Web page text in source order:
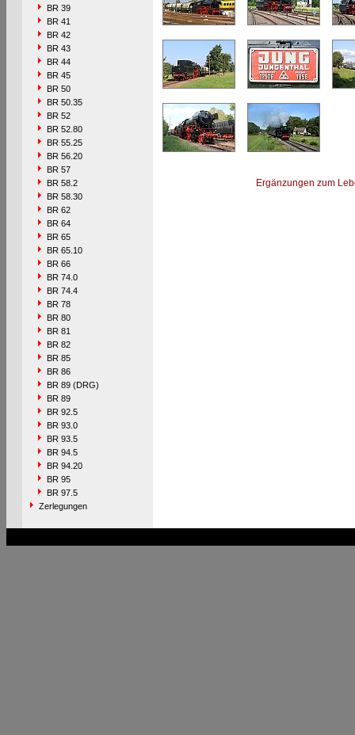
BR 39
BR 41
BR 42
BR 43
BR 44
BR 45
BR 50
BR 50.35
BR 52
BR 52.80
BR 55.25
BR 56.20
BR 57
BR 58.2
BR 58.30
BR 62
BR 64
BR 65
BR 65.10
BR 66
BR 74.0
BR 74.4
BR 78
BR 80
BR 81
BR 82
BR 85
BR 86
BR 89 (DRG)
BR 89
BR 92.5
BR 93.0
BR 93.5
BR 94.5
BR 94.20
BR 95
BR 97.5
Zerlegungen
Ergänzungen zum